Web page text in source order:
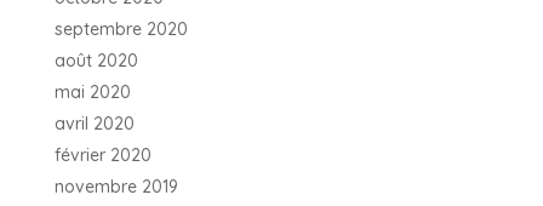
septembre 2020
août 2020
mai 2020
avril 2020
février 2020
novembre 2019